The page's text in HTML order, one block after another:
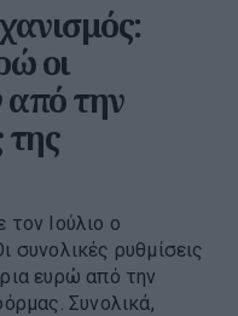
οι
από την
της
Ιούλιο ο
συνολικές ρυθμίσεις
ευρώ από την
Συνολικά,